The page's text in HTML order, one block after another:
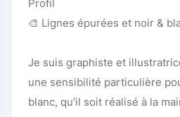
Profil
🎨 Lignes épurées et noir &
Je suis graphiste et
une sensibilité particulière
blanc, qu’il soit réalisé à la